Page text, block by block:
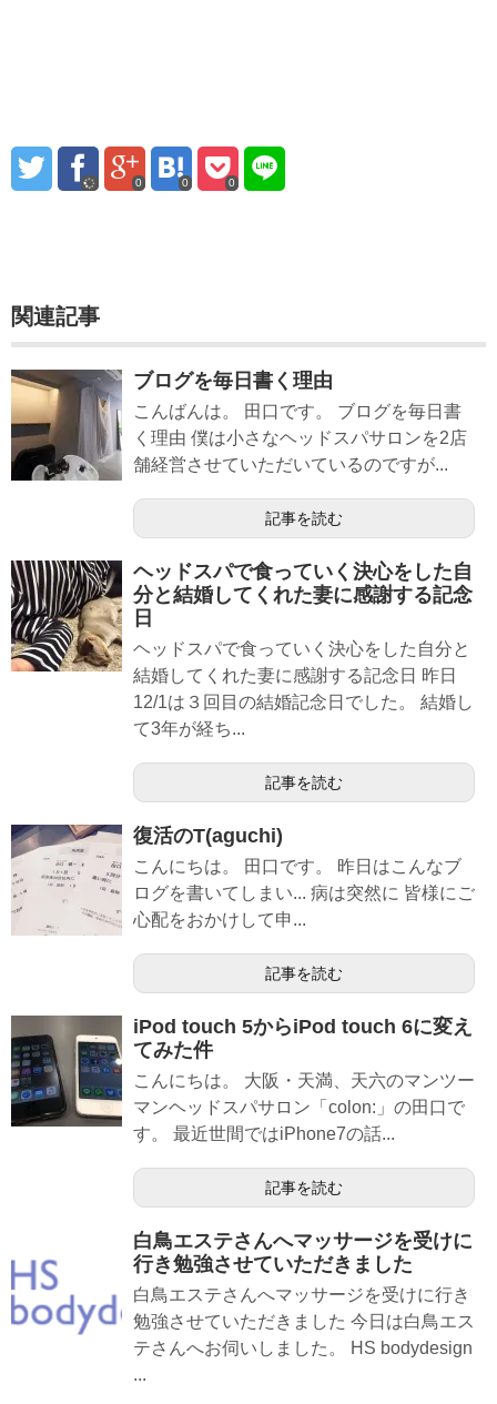
0 0 0
関連記事
ブログを毎日書く理由
こんばんは。 田口です。 ブログを毎日書
く理由 僕は小さなヘッドスパサロンを2店
舗経営させていただいているのですが...
記事を読む
ヘッドスパで食っていく決心をした自
分と結婚してくれた妻に感謝する記念
日
ヘッドスパで食っていく決心をした自分と
結婚してくれた妻に感謝する記念日 昨日
12/1は３回目の結婚記念日でした。 結婚し
て3年が経ち...
記事を読む
復活のT(aguchi)
こんにちは。 田口です。 昨日はこんなブ
ログを書いてしまい... 病は突然に 皆様にご
心配をおかけして申...
記事を読む
iPod touch 5からiPod touch 6に変え
てみた件
こんにちは。 大阪・天満、天六のマンツー
マンヘッドスパサロン「colon:」の田口で
す。 最近世間ではiPhone7の話...
記事を読む
白鳥エステさんへマッサージを受けに
行き勉強させていただきました
白鳥エステさんへマッサージを受けに行き
勉強させていただきました 今日は白鳥エス
テさんへお伺いしました。 HS bodydesign
...